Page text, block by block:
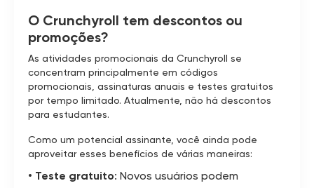
O Crunchyroll tem descontos ou
promoções?
As atividades promocionais da Crunchyroll se
concentram principalmente em códigos
promocionais, assinaturas anuais e testes gratuitos
por tempo limitado. Atualmente, não há descontos
para estudantes.
Como um potencial assinante, você ainda pode
aproveitar esses benefícios de várias maneiras:
• Teste gratuito: Novos usuários podem